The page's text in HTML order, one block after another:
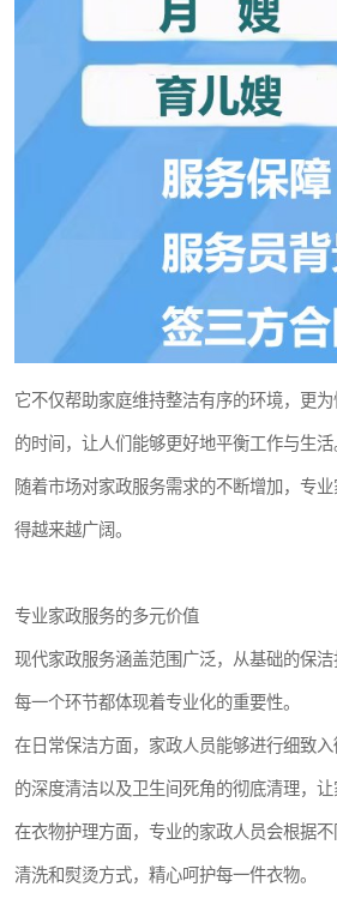
它不仅帮助家庭维持整洁有序的环境，更
的时间，让人们能够更好地平衡工作与生活
随着市场对家政服务需求的不断增加，专
得越来越广阔。
专业家政服务的多元价值
现代家政服务涵盖范围广泛，从基础的保洁
每一个环节都体现着专业化的重要性。
在日常保洁方面，家政人员能够进行细致
的深度清洁以及卫生间死角的彻底清理，让
在衣物护理方面，专业的家政人员会根据
清洗和熨烫方式，精心呵护每一件衣物。